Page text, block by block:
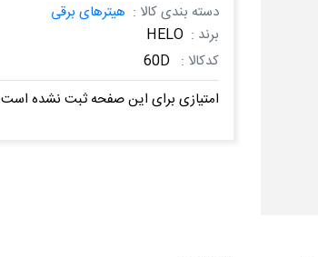
دسته بندی کالا : هیترهای برقی
برند : HELO
کدکالا : 60D
امتیازی برای این صفحه ثبت نشده است